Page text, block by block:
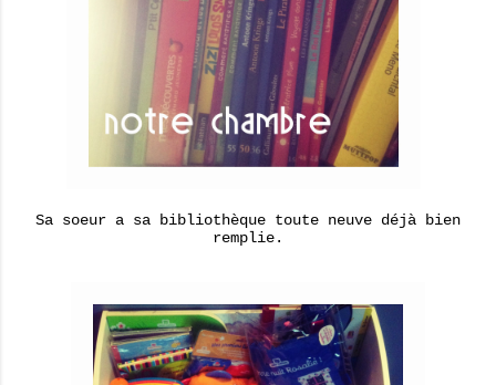
Sa soeur a sa bibliothèque toute neuve déjà bien
remplie.